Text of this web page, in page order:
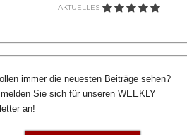
AKTUELLES
immer die neuesten Beiträge sehen?
melden Sie sich für unseren WEEKLY
an!